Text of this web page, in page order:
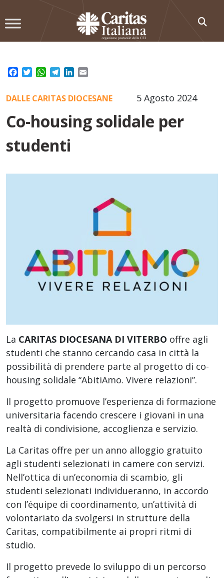
to
Facebook
TwitterWhatsApp
TelegramLinkedIn
5 Agosto 2024
DALLE CARITAS DIOCESANE
Co-housing solidale per
studenti
La CARITAS DIOCESANA DI VITERBO offre agli
studenti che stanno cercando casa in città la
possibilità di prendere parte al progetto di co-
housing solidale “AbitiAmo. Vivere relazioni”.
Il progetto promuove l’esperienza di formazione
universitaria facendo crescere i giovani in una
realtà di condivisione, accoglienza e servizio.
La Caritas offre per un anno alloggio gratuito
agli studenti selezionati in camere con servizi.
Nell’ottica di un’economia di scambio, gli
studenti selezionati individueranno, in accordo
con l’équipe di coordinamento, un’attività di
volontariato da svolgersi in strutture della
Caritas, compatibilmente ai propri ritmi di
studio.
Il progetto prevede lo sviluppo di un percorso